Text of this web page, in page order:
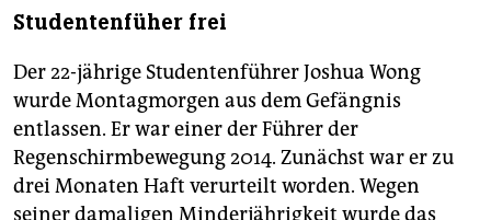
Studentenfüher frei
Der 22-jährige Studentenführer Jo­shua Wong
wurde Montagmorgen aus dem Gefängnis
entlassen. Er war einer der Führer der
Regenschirmbewegung 2014. Zunächst war er zu
drei Monaten Haft verurteilt worden. Wegen
seiner damaligen Minderjährigkeit wurde das